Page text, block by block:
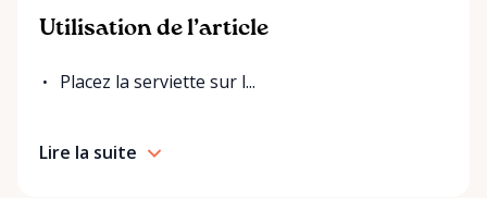
Utilisation de l’article
Placez la serviette sur l...
Lire la suite